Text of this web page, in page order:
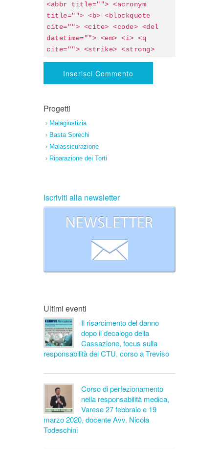
<abbr title=""> <acronym
title=""> <b> <blockquote
cite=""> <cite> <code> <del
datetime=""> <em> <i> <q
cite=""> <strike> <strong>
Progetti
Malagiustizia
Basta Sprechi
Malassicurazione
Riparazione dei Torti
Iscriviti alla newsletter
Ultimi eventi
Il risarcimento del danno
dopo il decalogo della
Cassazione, focus sulla
responsabilità del CTU, corso a Treviso
Corso di perfezionamento
nella responsabilità medica,
Varese 27 febbraio e 19
marzo 2020, docente Avv. Nicola
Todeschini